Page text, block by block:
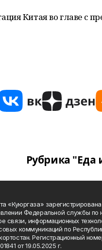
Китая во главе с
Рубрика "Еда
«Куюргаза»
Федеральной службы по
связи, информационных
коммуникаций по
Регистрационный
от 19.05.2025 г.